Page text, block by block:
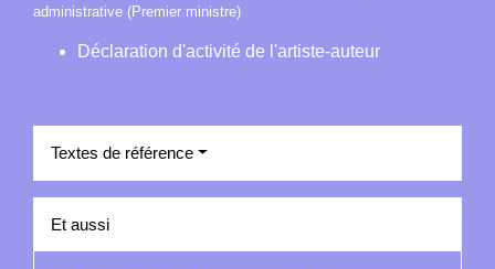
administrative (Premier ministre)
Déclaration d'activité de l'artiste-auteur
Textes de référence
Et aussi